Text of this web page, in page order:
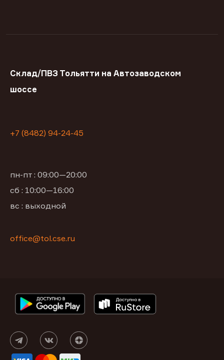
Склад/ПВЗ Тольятти на Автозаводском
шоссе
+7 (8482) 94-24-45
пн-пт : 09:00—20:00
сб : 10:00—16:00
вс : выходной
office@tol.cse.ru